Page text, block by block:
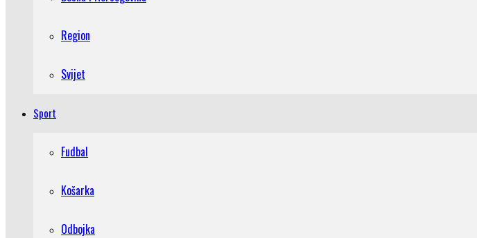
Region
Svijet
Sport
Fudbal
Košarka
Odbojka